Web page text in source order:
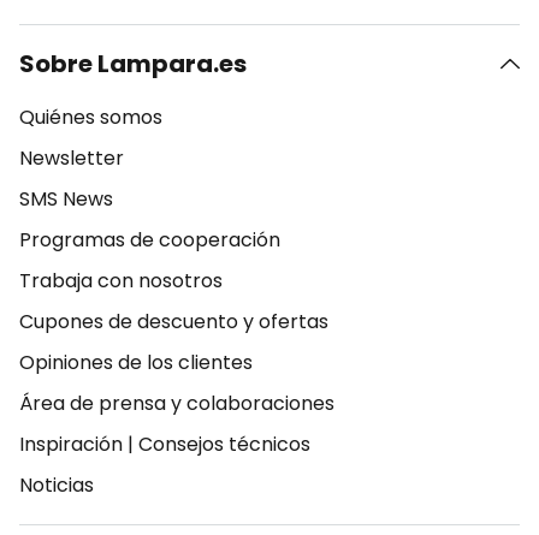
Sobre Lampara.es
Quiénes somos
Newsletter
SMS News
Programas de cooperación
Trabaja con nosotros
Cupones de descuento y ofertas
Opiniones de los clientes
Área de prensa y colaboraciones
Inspiración | Consejos técnicos
Noticias